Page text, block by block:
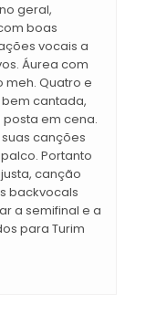
geral,
boas
vocais a
Áurea com
Quatro e
cantada,
em cena.
suas canções
Portanto
canção
backvocals
a semifinal e a
para Turim